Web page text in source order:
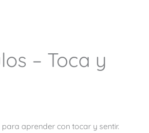
– Toca y
aprender con tocar y sentir.